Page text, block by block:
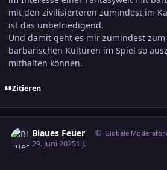
mit den zivilisierteren zumindest im
ist das unbefriedigend.
Und damit geht es mir zumindest zum
barbarischen Kulturen im Spiel so
mithalten können.
Zitieren
Blaues Feuer Globale
29. Juni 20251 J.